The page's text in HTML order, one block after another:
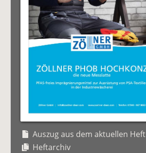
Auszug aus dem aktuellen Heft
Heftarchiv